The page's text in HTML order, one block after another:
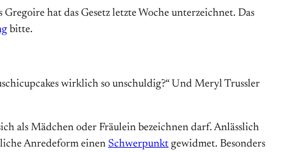
hat das Gesetz letzte Woche unterzeichnet. Das
bitte.
wirklich so unschuldig?“ Und Meryl Trussler
als Mädchen oder Fräulein bezeichnen darf. Anlässlich
Anredeform einen Schwerpunkt gewidmet. Besonders